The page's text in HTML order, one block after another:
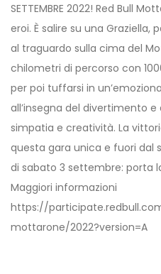
SETTEMBRE 2022! Red Bull
eroi. È salire su una
al traguardo sulla cima del
chilometri di percorso con
per poi tuffarsi in
all’insegna del divertimento e
simpatia e creatività. La
questa gara unica e fuori dal
di sabato 3 settembre: porta
Maggiori informazioni
https://
mottarone/2022?version=A